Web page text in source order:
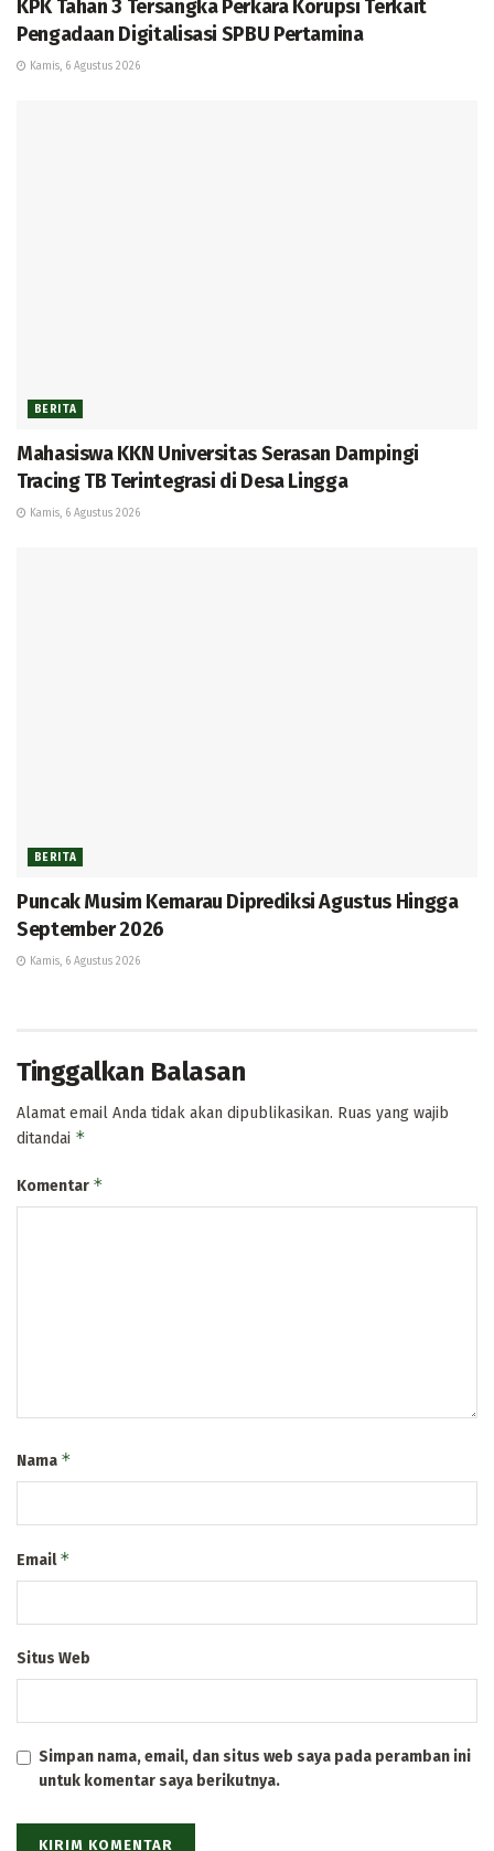
KPK Tahan 3 Tersangka Perkara Korupsi Terkait
Pengadaan Digitalisasi SPBU Pertamina
Kamis, 6 Agustus 2026
BERITA
Mahasiswa KKN Universitas Serasan Dampingi
Tracing TB Terintegrasi di Desa Lingga
Kamis, 6 Agustus 2026
BERITA
Puncak Musim Kemarau Diprediksi Agustus Hingga
September 2026
Kamis, 6 Agustus 2026
Tinggalkan Balasan
Alamat email Anda tidak akan dipublikasikan. Ruas yang wajib
ditandai *
Komentar *
Nama *
Email*
Situs Web
Simpan nama, email, dan situs web saya pada peramban ini
untuk komentar saya berikutnya.